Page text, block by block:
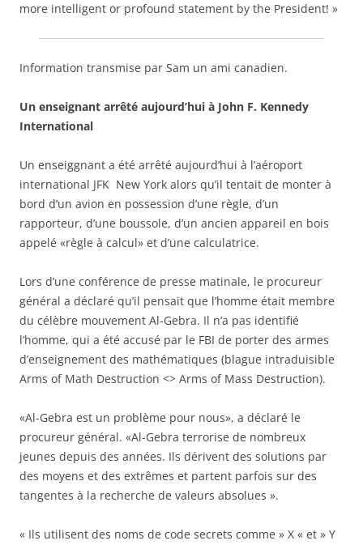
more intelligent or profound statement by the President! »
Information transmise par Sam un ami canadien.
Un enseignant arrêté aujourd’hui à John F. Kennedy
International
Un enseiggnant a été arrêté aujourd’hui à l’aéroport
international JFK New York alors qu’il tentait de monter à
bord d’un avion en possession d’une règle, d’un
rapporteur, d’une boussole, d’un ancien appareil en bois
appelé «règle à calcul» et d’une calculatrice.
Lors d’une conférence de presse matinale, le procureur
général a déclaré qu’il pensait que l’homme était membre
du célèbre mouvement Al-Gebra. Il n’a pas identifié
l’homme, qui a été accusé par le FBI de porter des armes
d’enseignement des mathématiques (blague intraduisible
Arms of Math Destruction <> Arms of Mass Destruction).
«Al-Gebra est un problème pour nous», a déclaré le
procureur général. «Al-Gebra terrorise de nombreux
jeunes depuis des années. Ils dérivent des solutions par
des moyens et des extrêmes et partent parfois sur des
tangentes à la recherche de valeurs absolues ».
« Ils utilisent des noms de code secrets comme » X « et » Y